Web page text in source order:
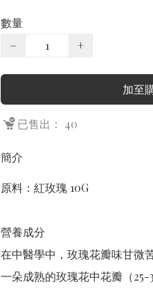
數量
−
+
加至
已售出： 40
簡介
原料：紅玫瑰 10G
營養成分
在中醫學中，玫瑰花瓣味甘微
一朵成熟的玫瑰花中花瓣（25-